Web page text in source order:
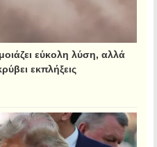
εύκολη λύση, αλλά
εκπλήξεις